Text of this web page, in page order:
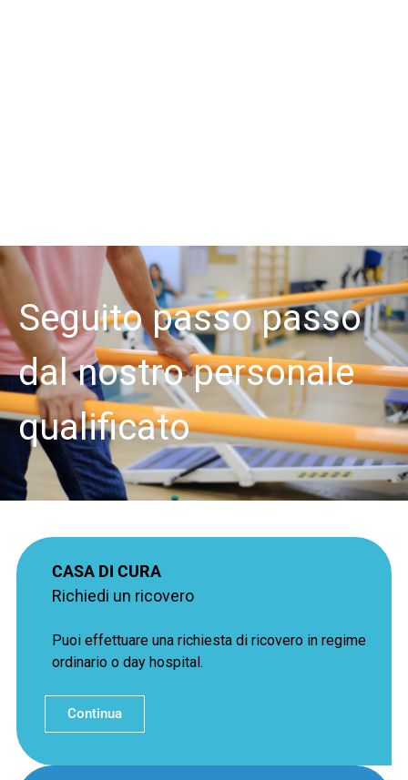
passo
personale
Struttura
per ogni
CASA DI CURA
Richiedi un ricovero
Puoi effettuare una richiesta di ricovero in regime
ordinario o day hospital.
Continua